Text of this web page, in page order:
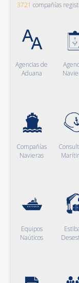
3721 compañías
Agencias de
Aduana
Compañías
Navieras
Equipos
Naúticos